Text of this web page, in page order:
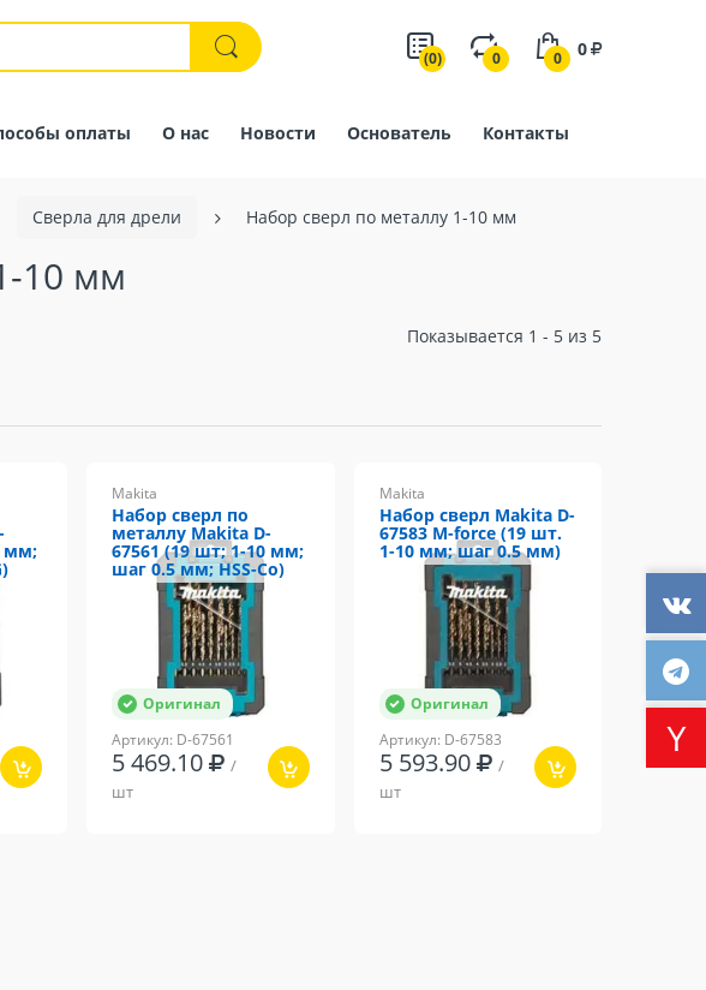
(0) 0 0 0
оплаты О нас Новости Основатель Контакты
Сверла для дрели Набор сверл по металлу 1-10 мм
10 мм
Показывается 1 - 5 из 5
мм;
Makita
Набор сверл по
металлу Makita D-
67561 (19 шт; 1-10 мм;
шаг 0.5 мм; HSS-Сo)
Оригинал
Артикул: D-67561
5 469.10
/
шт
Makita
Набор сверл Makita D-
67583 M-force (19 шт.
1-10 мм; шаг 0.5 мм)
Оригинал
Артикул: D-67583
5 593.90
/
шт